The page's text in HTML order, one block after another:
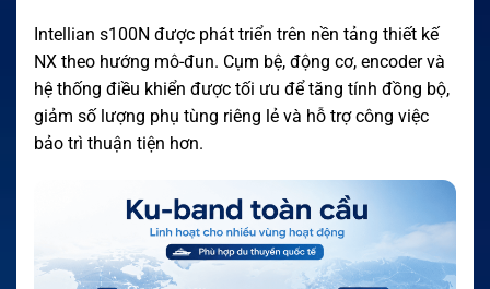
Intellian s100N được phát triển trên nền tảng thiết kế
NX theo hướng mô-đun. Cụm bệ, động cơ, encoder và
hệ thống điều khiển được tối ưu để tăng tính đồng bộ,
giảm số lượng phụ tùng riêng lẻ và hỗ trợ công việc
bảo trì thuận tiện hơn.